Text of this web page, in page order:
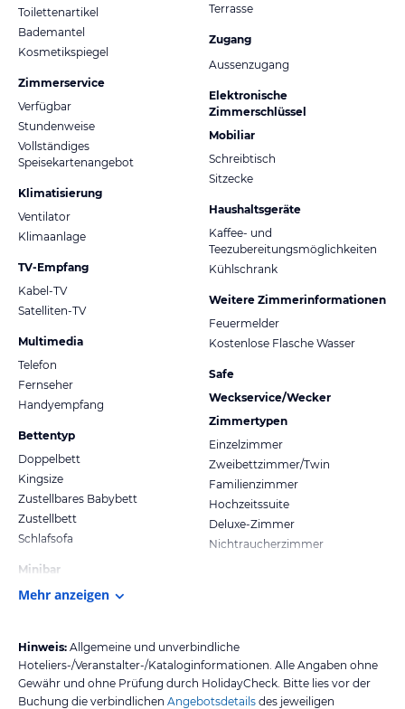
Toilettenartikel
Bademantel
Kosmetikspiegel
Zimmerservice
Verfügbar
Stundenweise
Vollständiges
Speisekartenangebot
Klimatisierung
Ventilator
Klimaanlage
TV-Empfang
Kabel-TV
Satelliten-TV
Multimedia
Telefon
Fernseher
Handyempfang
Bettentyp
Doppelbett
Kingsize
Zustellbares Babybett
Zustellbett
Schlafsofa
Minibar
Terrasse
Zugang
Aussenzugang
Elektronische
Zimmerschlüssel
Mobiliar
Schreibtisch
Sitzecke
Haushaltsgeräte
Kaffee- und
Teezubereitungsmöglichkeiten
Kühlschrank
Weitere Zimmerinformationen
Feuermelder
Kostenlose Flasche Wasser
Safe
Weckservice/Wecker
Zimmertypen
Einzelzimmer
Zweibettzimmer/Twin
Familienzimmer
Hochzeitssuite
Deluxe-Zimmer
Nichtraucherzimmer
Mehr anzeigen
Hinweis: Allgemeine und unverbindliche
Hoteliers-/Veranstalter-/Kataloginformationen. Alle Angaben ohne
Gewähr und ohne Prüfung durch HolidayCheck. Bitte lies vor der
Buchung die verbindlichen Angebotsdetails des jeweiligen